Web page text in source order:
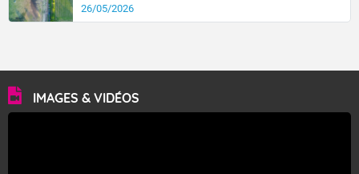
26/05/2026
IMAGES & VIDÉOS